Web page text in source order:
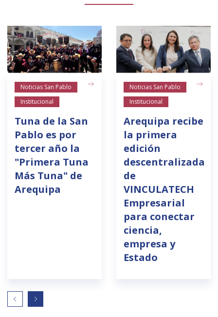
Noticias San Pablo
Institucional
Tuna de la San
Pablo es por
tercer año la
"Primera Tuna
Más Tuna" de
Arequipa
Noticias San Pablo
Institucional
Arequipa recibe
la primera
edición
descentralizada
de
VINCULATECH
Empresarial
para conectar
ciencia,
empresa y
Estado